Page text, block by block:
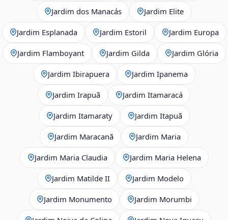
Jardim dos Manacás Jardim Elite
Jardim Esplanada Jardim Estoril Jardim Europa
Jardim Flamboyant Jardim Gilda Jardim Glória
Jardim Ibirapuera Jardim Ipanema
Jardim Irapuã Jardim Itamaracá
Jardim Itamaraty Jardim Itapuã
Jardim Maracanã Jardim Maria
Jardim Maria Claudia Jardim Maria Helena
Jardim Matilde II Jardim Modelo
Jardim Monumento Jardim Morumbi